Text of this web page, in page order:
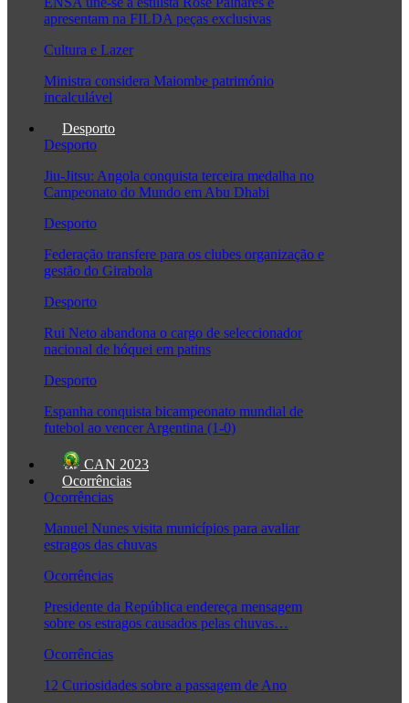
apresentam na FILDA peças exclusivas
Cultura e Lazer
Ministra considera Maiombe património
incalculável
Desporto
Desporto
Jiu-Jitsu: Angola conquista terceira medalha no
Campeonato do Mundo em Abu Dhabi
Desporto
Federação transfere para os clubes organização e
gestão do Girabola
Desporto
Rui Neto abandona o cargo de seleccionador
nacional de hóquei em patins
Desporto
Espanha conquista bicampeonato mundial de
futebol ao vencer Argentina (1-0)
CAN 2023
Ocorrências
Ocorrências
Manuel Nunes visita municípios para avaliar
estragos das chuvas
Ocorrências
Presidente da República endereça mensagem
sobre os estragos causados pelas chuvas…
Ocorrências
12 Curiosidades sobre a passagem de Ano